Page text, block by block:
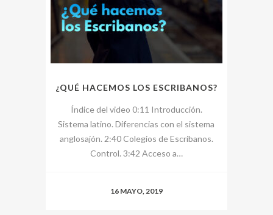
¿QUÉ HACEMOS LOS ESCRIBANOS?
Índice del video 0:11 Introducción.
Sistema latino. Diferencias con el sistema
anglosajón. 2:40 Colegios de Escribanos.
Control. 3:42 Acceso a…
16 MAYO, 2019